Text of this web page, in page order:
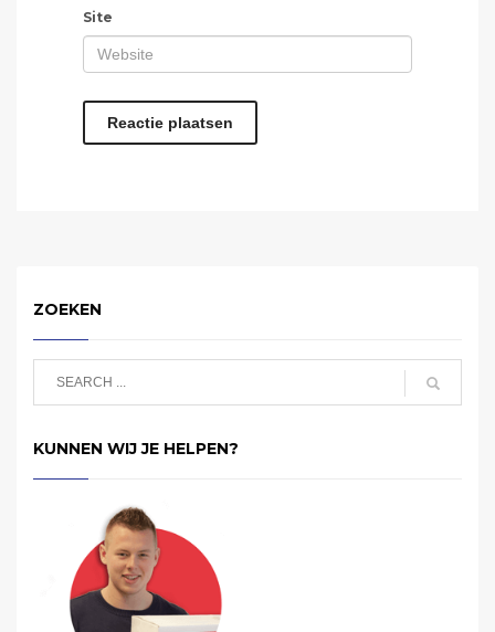
Site
ZOEKEN
KUNNEN WIJ JE HELPEN?